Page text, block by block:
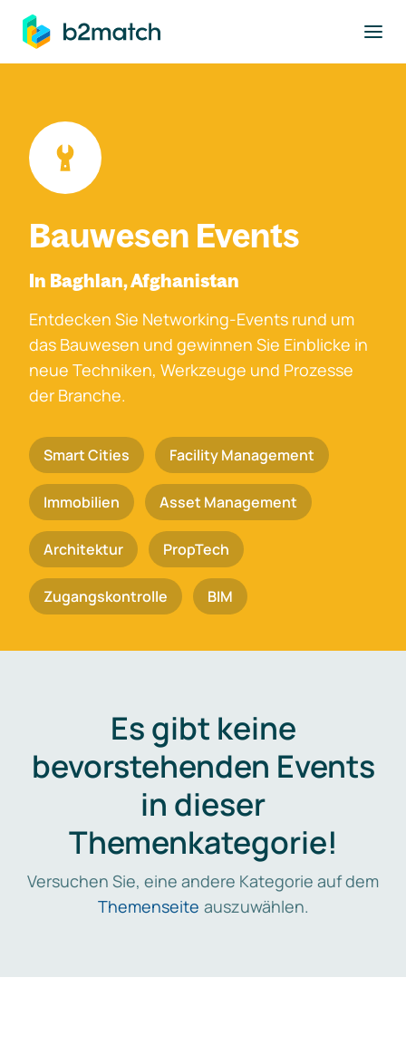
springen
Bauwesen Events
In Baghlan, Afghanistan
Entdecken Sie Networking-Events rund um
das Bauwesen und gewinnen Sie Einblicke in
neue Techniken, Werkzeuge und Prozesse
der Branche.
Smart Cities Facility Management
Immobilien Asset Management
Architektur PropTech
Zugangskontrolle BIM
Es gibt keine
bevorstehenden Events
in dieser
Themenkategorie!
Versuchen Sie, eine andere Kategorie auf dem
Themenseite auszuwählen.